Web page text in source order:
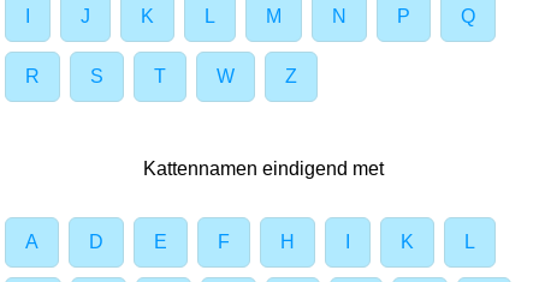
J K L M N P Q
R S T W Z
Kattennamen eindigend met
A D E F H K L